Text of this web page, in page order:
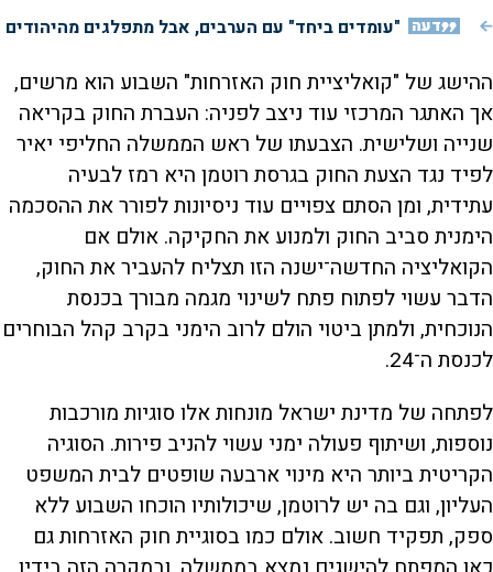
דעה "עומדים ביחד" עם הערבים, אבל מתפלגים מהיהודים
ההישג של "קואליציית חוק האזרחות" השבוע הוא מרשים,
אך האתגר המרכזי עוד ניצב לפניה: העברת החוק בקריאה
שנייה ושלישית. הצבעתו של ראש הממשלה החליפי יאיר
לפיד נגד הצעת החוק בגרסת רוטמן היא רמז לבעיה
עתידית, ומן הסתם צפויים עוד ניסיונות לפורר את ההסכמה
הימנית סביב החוק ולמנוע את החקיקה. אולם אם
הקואליציה החדשה־ישנה הזו תצליח להעביר את החוק,
הדבר עשוי לפתוח פתח לשינוי מגמה מבורך בכנסת
הנוכחית, ולמתן ביטוי הולם לרוב הימני בקרב קהל הבוחרים
לכנסת ה־24.
לפתחה של מדינת ישראל מונחות אלו סוגיות מורכבות
נוספות, ושיתוף פעולה ימני עשוי להניב פירות. הסוגיה
הקריטית ביותר היא מינוי ארבעה שופטים לבית המשפט
העליון, וגם בה יש לרוטמן, שיכולותיו הוכחו השבוע ללא
ספק, תפקיד חשוב. אולם כמו בסוגיית חוק האזרחות גם